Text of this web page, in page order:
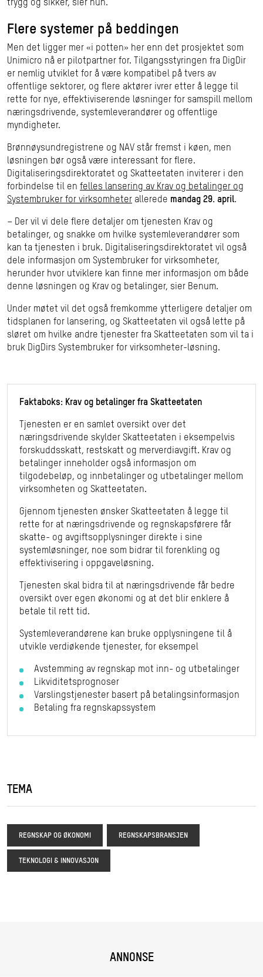
trygg og sikker, sier hun.
Flere systemer på beddingen
Men det ligger mer «i potten» her enn det prosjektet som
Unimicro nå er pilotpartner for. Tilgangsstyringen fra DigDir
er nemlig utviklet for å være kompatibel på tvers av
offentlige sektorer, og flere aktører ivrer etter å legge til
rette for nye, effektiviserende løsninger for samspill mellom
næringsdrivende, systemleverandører og offentlige
myndigheter.
Brønnøysundregistrene og NAV står fremst i køen, men
løsningen bør også være interessant for flere.
Digitaliseringsdirektoratet og Skatteetaten inviterer i den
forbindelse til en felles lansering av Krav og betalinger og
Systembruker for virksomheter allerede mandag 29. april.
– Der vil vi dele flere detaljer om tjenesten Krav og
betalinger, og snakke om hvilke systemleverandører som
kan ta tjenesten i bruk. Digitaliseringsdirektoratet vil også
dele informasjon om Systembruker for virksomheter,
herunder hvor utviklere kan finne mer informasjon om både
denne løsningen og Krav og betalinger, sier Benum.
Under møtet vil det også fremkomme ytterligere detaljer om
tidsplanen for lansering, og Skatteetaten vil også lette på
sløret om hvilke andre tjenester fra Skatteetaten som vil ta i
bruk DigDirs Systembruker for virksomheter-løsning.
Faktaboks: Krav og betalinger fra Skatteetaten
Tjenesten er en samlet oversikt over det
næringsdrivende skylder Skatteetaten i eksempelvis
forskuddsskatt, restskatt og merverdiavgift. Krav og
betalinger inneholder også informasjon om
tilgodebeløp, og innbetalinger og utbetalinger mellom
virksomheten og Skatteetaten.
Gjennom tjenesten ønsker Skatteetaten å legge til
rette for at næringsdrivende og regnskapsførere får
skatte- og avgiftsopplysninger direkte i sine
systemløsninger, noe som bidrar til forenkling og
effektivisering i oppgaveløsning.
Tjenesten skal bidra til at næringsdrivende får bedre
oversikt over egen økonomi og at det blir enklere å
betale til rett tid.
Systemleverandørene kan bruke opplysningene til å
utvikle verdiøkende tjenester, for eksempel
Avstemming av regnskap mot inn- og utbetalinger
Likviditetsprognoser
Varslingstjenester basert på betalingsinformasjon
Betaling fra regnskapssystem
TEMA
REGNSKAP OG ØKONOMI REGNSKAPSBRANSJEN
TEKNOLOGI & INNOVASJON
ANNONSE